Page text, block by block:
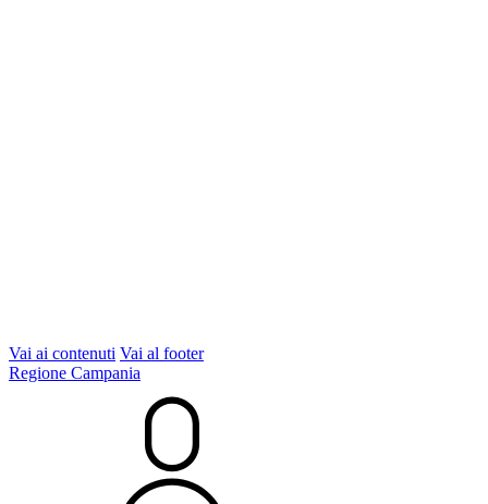
Vai ai contenuti Vai al footer
Regione Campania